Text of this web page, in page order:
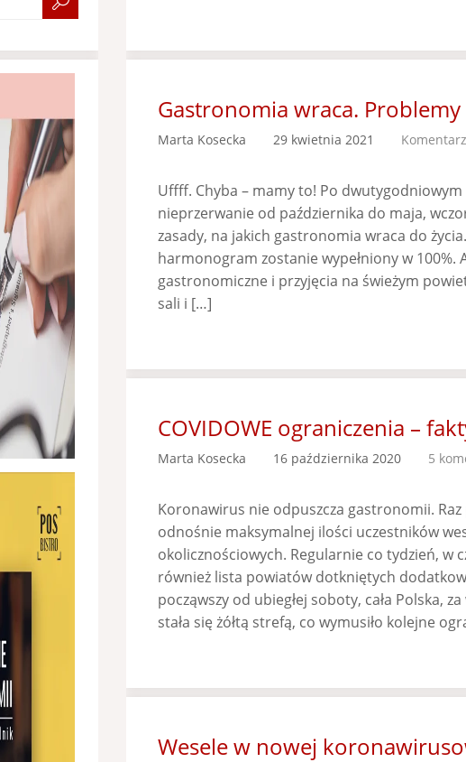
Gastronomia wraca. Problemy
Marta Kosecka 29 kwietnia 2021
Uffff. Chyba – mamy to! Po
nieprzerwanie od października do maja,
zasady, na jakich gastronomia wraca do
harmonogram zostanie wypełniony w 100%.
gastronomiczne i przyjęcia na świeżym
sali i […]
COVIDOWE ograniczenia –
Marta Kosecka 16 października 2020 5
Koronawirus nie odpuszcza gastronomii.
odnośnie maksymalnej ilości uczestników
okolicznościowych. Regularnie co tydzień, w
również lista powiatów dotkniętych
począwszy od ubiegłej soboty, cała Polska,
stała się żółtą strefą, co wymusiło kolejne
Wesele w nowej